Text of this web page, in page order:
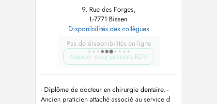
9, Rue des Forges,
L-7771 Bissen
Disponibilités des collègues
Pas de disponibilités en ligne
Appeler pour prendre RDV
- Diplôme de docteur en chirurgie dentaire. -
Ancien praticien attaché associé au service d